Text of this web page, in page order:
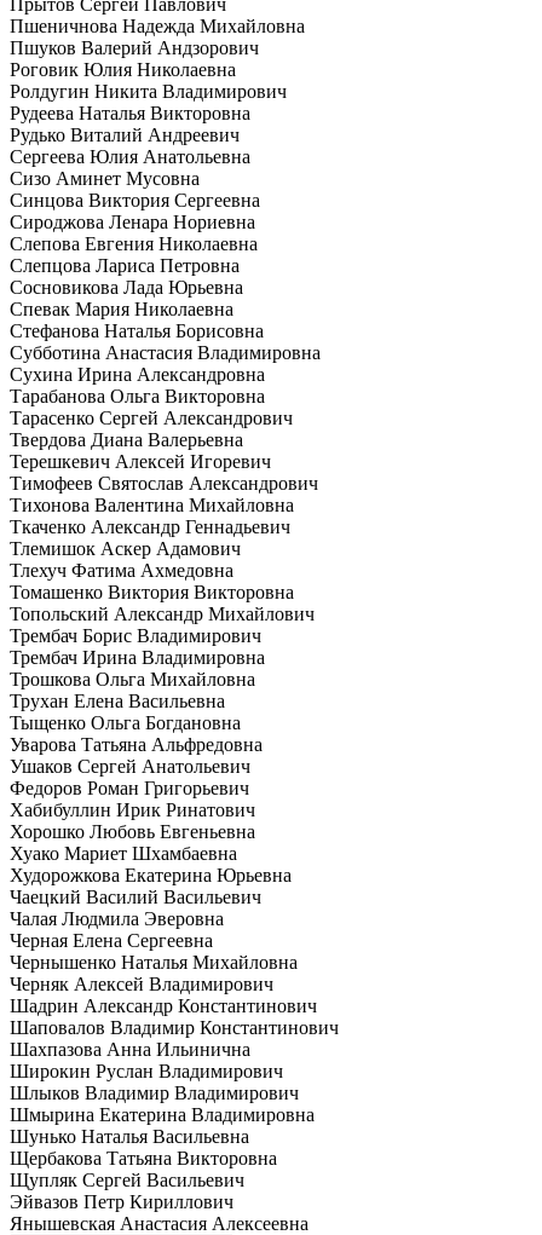
Пшеничнова Надежда Михайловна
Пшуков Валерий Андзорович
Роговик Юлия Николаевна
Ролдугин Никита Владимирович
Рудеева Наталья Викторовна
Рудько Виталий Андреевич
Сергеева Юлия Анатольевна
Сизо Аминет Мусовна
Синцова Виктория Сергеевна
Сироджова Ленара Нориевна
Слепова Евгения Николаевна
Слепцова Лариса Петровна
Сосновикова Лада Юрьевна
Спевак Мария Николаевна
Стефанова Наталья Борисовна
Субботина Анастасия Владимировна
Сухина Ирина Александровна
Тарабанова Ольга Викторовна
Тарасенко Сергей Александрович
Твердова Диана Валерьевна
Терешкевич Алексей Игоревич
Тимофеев Святослав Александрович
Тихонова Валентина Михайловна
Ткаченко Александр Геннадьевич
Тлемишок Аскер Адамович
Тлехуч Фатима Ахмедовна
Томашенко Виктория Викторовна
Топольский Александр Михайлович
Трембач Борис Владимирович
Трембач Ирина Владимировна
Трошкова Ольга Михайловна
Трухан Елена Васильевна
Тыщенко Ольга Богдановна
Уварова Татьяна Альфредовна
Ушаков Сергей Анатольевич
Федоров Роман Григорьевич
Хабибуллин Ирик Ринатович
Хорошко Любовь Евгеньевна
Хуако Мариет Шхамбаевна
Худорожкова Екатерина Юрьевна
Чаецкий Василий Васильевич
Чалая Людмила Эверовна
Черная Елена Сергеевна
Чернышенко Наталья Михайловна
Черняк Алексей Владимирович
Шадрин Александр Константинович
Шаповалов Владимир Константинович
Шахпазова Анна Ильинична
Широкин Руслан Владимирович
Шлыков Владимир Владимирович
Шмырина Екатерина Владимировна
Шунько Наталья Васильевна
Щербакова Татьяна Викторовна
Щупляк Сергей Васильевич
Эйвазов Петр Кириллович
Янышевская Анастасия Алексеевна